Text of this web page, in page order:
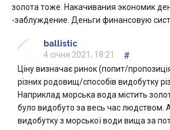
золота тоже. Накачивания экономик
-заблуждение. Деньги финансовую
ballistic
4 січня 2021, 18:21
#
Ціну визначає ринок (попит/
різних родовищ/способів видобутку
Наприклад морська вода містить
було видобуто за весь час людством.
видобутку з морської води вища за